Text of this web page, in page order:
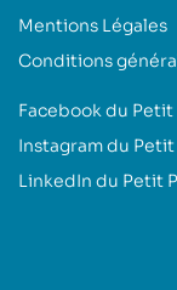
Mentions Légales
Conditions
Facebook du Petit
Instagram du Petit
LinkedIn du Petit